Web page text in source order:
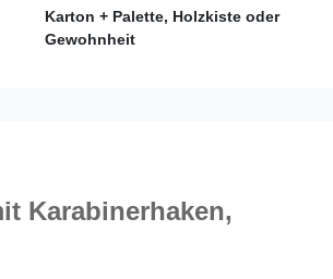
Karton + Palette, Holzkiste oder
Gewohnheit
Karabinerhaken,